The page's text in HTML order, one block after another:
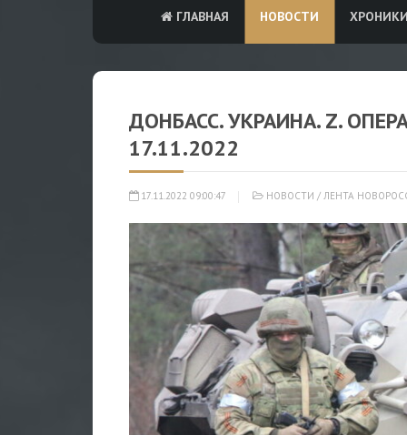
ГЛАВНАЯ НОВОСТИ
ДОНБАСС. УКРАИНА. Z.
17.11.2022
17.11.2022 09:00:47 НОВОСТИ / ЛЕНТА